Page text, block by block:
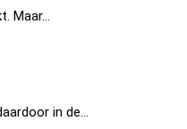
Maar…
in de…